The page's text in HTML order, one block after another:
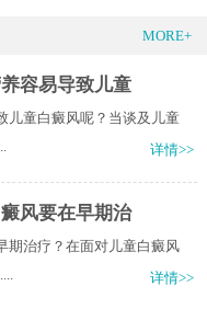
MORE+
容易导致儿童
儿童白癜风呢？当谈及儿童
详情>>
风要在早期治
期治疗？在面对儿童白癜风
详情>>